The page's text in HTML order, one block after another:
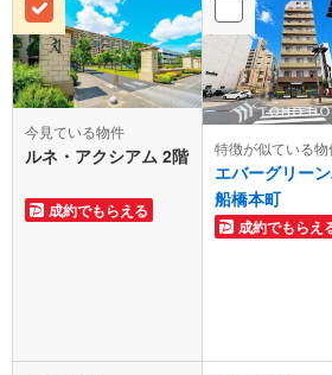
今見ている物件
ルネ・アクシアム 2階
成約でもらえる
特徴が似ている物
エバーグリー
船橋本町
成約でもらえ